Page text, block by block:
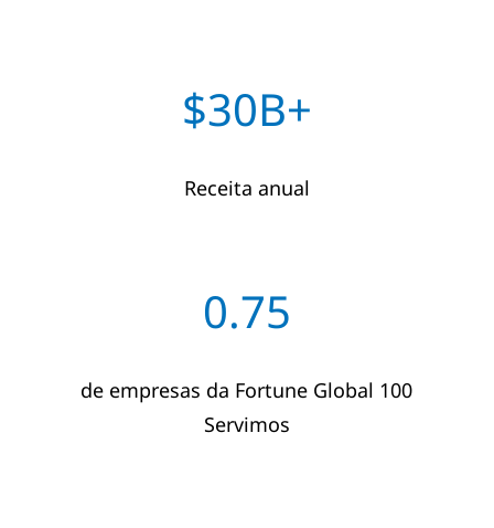
$30B+
Receita anual
0.75
de empresas da Fortune Global 100
Servimos